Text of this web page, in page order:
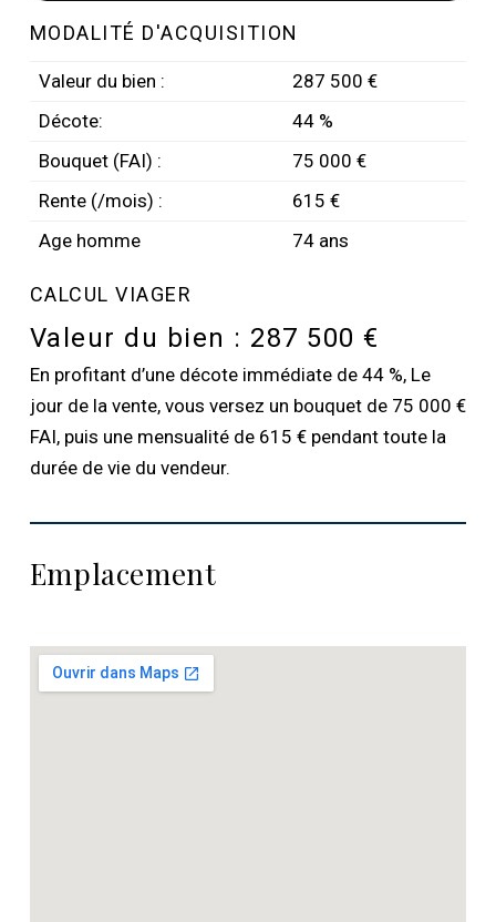
MODALITÉ D'ACQUISITION
Valeur du bien :
287 500 €
Décote:
44 %
Bouquet (FAI) :
75 000 €
Rente (/mois) :
615 €
Age homme
74 ans
CALCUL VIAGER
Valeur du bien : 287 500 €
En profitant d’une décote immédiate de 44 %, Le
jour de la vente, vous versez un bouquet de 75 000 €
FAI, puis une mensualité de 615 € pendant toute la
durée de vie du vendeur.
Emplacement